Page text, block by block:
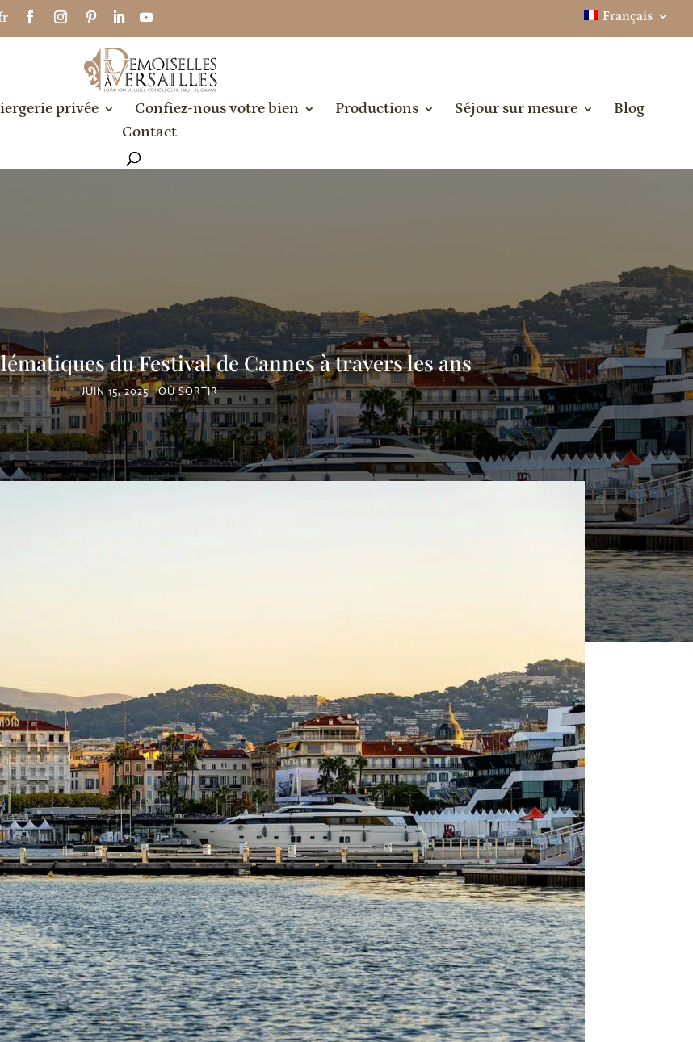
Français
privée Confiez-nous votre bien Productions Séjour sur mesure
Blog
Contact
du Festival de Cannes à travers les ans
JUIN 15, 2025 OÙ SORTIR